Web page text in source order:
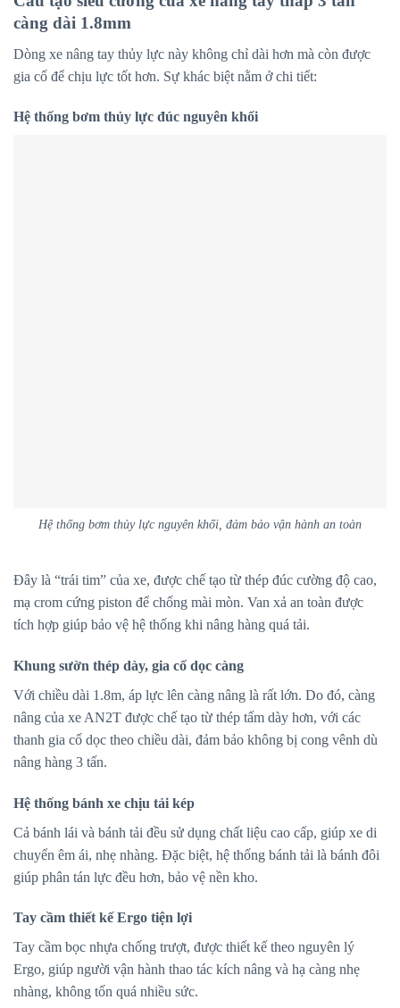
càng dài 1.8mm
Dòng xe nâng tay thủy lực này không chỉ dài hơn mà còn được
gia cố để chịu lực tốt hơn. Sự khác biệt nằm ở chi tiết:
Hệ thống bơm thủy lực đúc nguyên khối
Hệ thống bơm thủy lực nguyên khối, đảm bảo vận hành an toàn
Đây là “trái tim” của xe, được chế tạo từ thép đúc cường độ cao,
mạ crom cứng piston để chống mài mòn. Van xả an toàn được
tích hợp giúp bảo vệ hệ thống khi nâng hàng quá tải.
Khung sườn thép dày, gia cố dọc càng
Với chiều dài 1.8m, áp lực lên càng nâng là rất lớn. Do đó, càng
nâng của xe AN2T được chế tạo từ thép tấm dày hơn, với các
thanh gia cố dọc theo chiều dài, đảm bảo không bị cong vênh dù
nâng hàng 3 tấn.
Hệ thống bánh xe chịu tải kép
Cả bánh lái và bánh tải đều sử dụng chất liệu cao cấp, giúp xe di
chuyển êm ái, nhẹ nhàng. Đặc biệt, hệ thống bánh tải là bánh đôi
giúp phân tán lực đều hơn, bảo vệ nền kho.
Tay cầm thiết kế Ergo tiện lợi
Tay cầm bọc nhựa chống trượt, được thiết kế theo nguyên lý
Ergo, giúp người vận hành thao tác kích nâng và hạ càng nhẹ
nhàng, không tốn quá nhiều sức.